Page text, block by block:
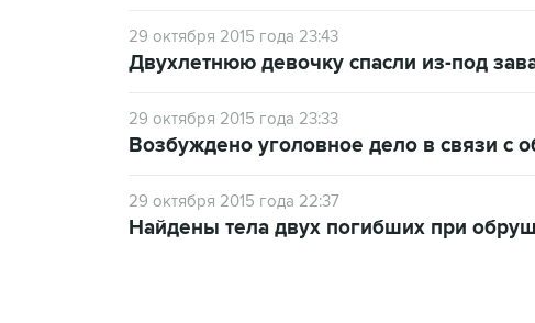
29 октября 2015 года 23:43
Двухлетнюю девочку спасли из-под
29 октября 2015 года 23:33
Возбуждено уголовное дело в связи с
29 октября 2015 года 22:37
Найдены тела двух погибших при